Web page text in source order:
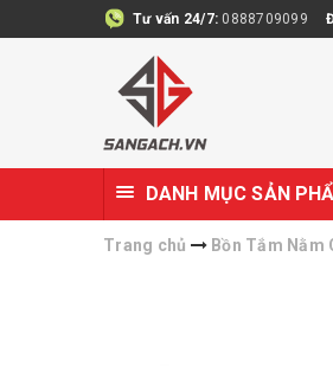
Tư vấn 24/7: 0888709099
DANH MỤC SẢN
Trang chủ Bồn Tắm Nằm